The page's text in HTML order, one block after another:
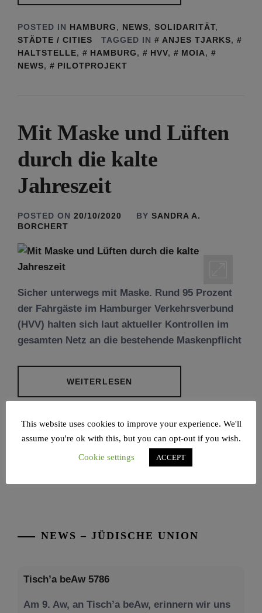
POSTED IN HAMBURG, NEWS, SOLIDARITÄT,
STÄDTE / CITIES
TAGGED IN ANJES TJARKS,
HALTSTELLE, HAMBURG, HVV, MOIA,
NEWS, PILOTPROJEKT
Mit Maske und Lüften
durch die kalte
Jahreszeit
POSTED ON 20/10/2020 BY SANDRA A.
BORCHERT
Sicher unterwegs mit Maske. Rund 95 Prozent
der Fahrgäste im Hamburger Verkehrsverbund
(HVV) halten sich laut aktueller Kontrollen im
gesamten Netz an die bestehende Maskenpflicht
WEITERLESEN
HVV JUDENTUM
JÜDISCHES MAGAZIN, RAAWI
NEWS – JÜDISCHE UNION
an die Zerstörung des Ersten und
This website uses cookies to improve your experience. We'll
assume you're ok with this, but you can opt-out if you wish.
Cookie settings
ACCEPT